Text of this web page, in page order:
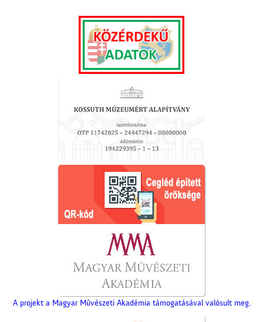
A projekt a Magyar Művészeti Akadémia támogatásával valósult meg.